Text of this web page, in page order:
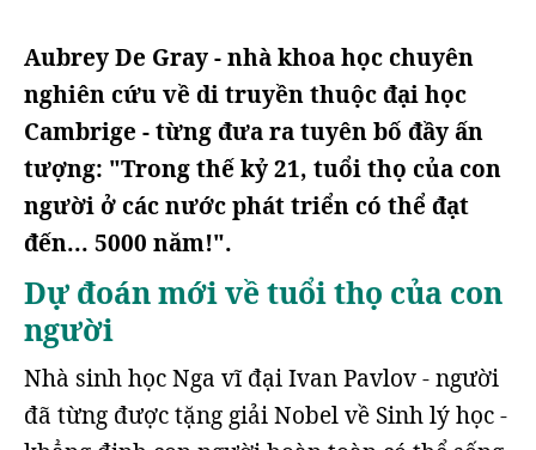
Aubrey De Gray - nhà khoa học chuyên
nghiên cứu về di truyền thuộc đại học
Cambrige - từng đưa ra tuyên bố đầy ấn
tượng: "Trong thế kỷ 21, tuổi thọ của con
người ở các nước phát triển có thể đạt
đến... 5000 năm!".
Dự đoán mới về tuổi thọ của con
người
Nhà sinh học Nga vĩ đại Ivan Pavlov - người
đã từng được tặng giải Nobel về Sinh lý học -